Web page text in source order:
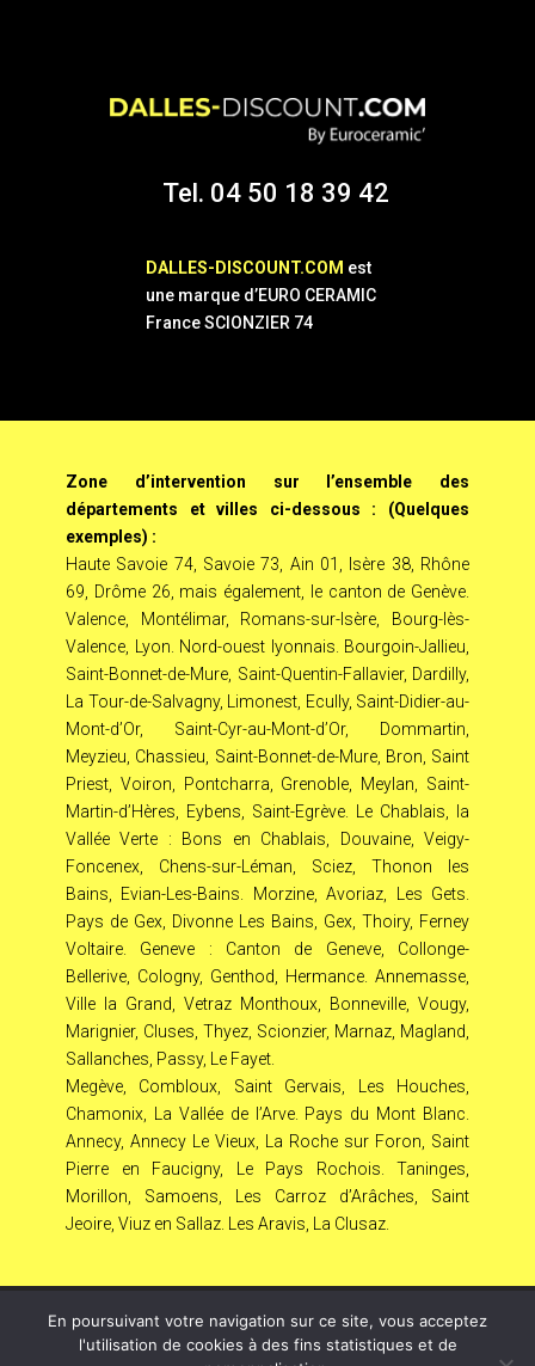
Tel. 04 50 18 39 42
DALLES-DISCOUNT.COM est
une marque d’EURO CERAMIC
France SCIONZIER 74
Zone d’intervention sur l’ensemble des
départements et villes ci-dessous : (Quelques
exemples) :
Haute Savoie 74, Savoie 73, Ain 01, Isère 38, Rhône
69, Drôme 26, mais également, le canton de Genève.
Valence, Montélimar, Romans-sur-Isère, Bourg-lès-
Valence, Lyon. Nord-ouest lyonnais. Bourgoin-Jallieu,
Saint-Bonnet-de-Mure, Saint-Quentin-Fallavier, Dardilly,
La Tour-de-Salvagny, Limonest, Ecully, Saint-Didier-au-
Mont-d’Or, Saint-Cyr-au-Mont-d’Or, Dommartin,
Meyzieu, Chassieu, Saint-Bonnet-de-Mure, Bron, Saint
Priest, Voiron, Pontcharra, Grenoble, Meylan, Saint-
Martin-d’Hères, Eybens, Saint-Egrève. Le Chablais, la
Vallée Verte : Bons en Chablais, Douvaine, Veigy-
Foncenex, Chens-sur-Léman, Sciez, Thonon les
Bains, Evian-Les-Bains. Morzine, Avoriaz, Les Gets.
Pays de Gex, Divonne Les Bains, Gex, Thoiry, Ferney
Voltaire. Geneve : Canton de Geneve, Collonge-
Bellerive, Cologny, Genthod, Hermance. Annemasse,
Ville la Grand, Vetraz Monthoux, Bonneville, Vougy,
Marignier, Cluses, Thyez, Scionzier, Marnaz, Magland,
Sallanches, Passy, Le Fayet.
Megève, Combloux, Saint Gervais, Les Houches,
Chamonix, La Vallée de l’Arve. Pays du Mont Blanc.
Annecy, Annecy Le Vieux, La Roche sur Foron, Saint
Pierre en Faucigny, Le Pays Rochois. Taninges,
Morillon, Samoens, Les Carroz d’Arâches, Saint
Jeoire, Viuz en Sallaz. Les Aravis, La Clusaz.
© Copyright 808 2026 – LeL –
Mentions Légales – RGPD
– Protection de la vie privée – Gestion des cookies –
En poursuivant votre navigation sur ce site, vous acceptez
l'utilisation de cookies à des fins statistiques et de